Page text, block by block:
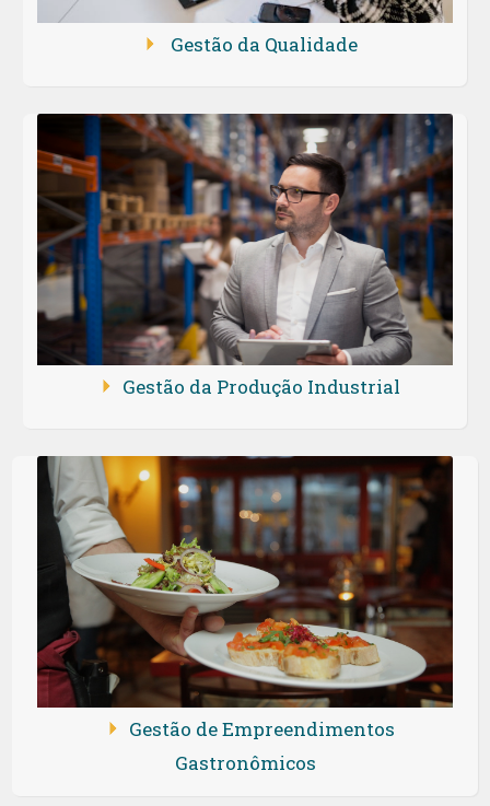
Gestão da Qualidade
Gestão da Produção Industrial
Gestão de Empreendimentos
Gastronômicos